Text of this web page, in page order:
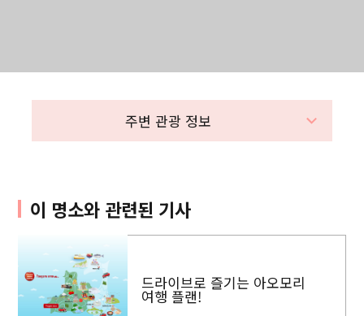
주변 관광 정보
이 명소와 관련된 기사
드라이브로 즐기는 아오모리
여행 플랜!